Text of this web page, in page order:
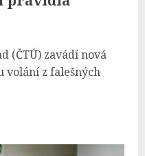
(ČTÚ) zavádí nová
volání z falešných